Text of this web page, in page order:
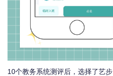
10个教务系统测评后，选择了艺步